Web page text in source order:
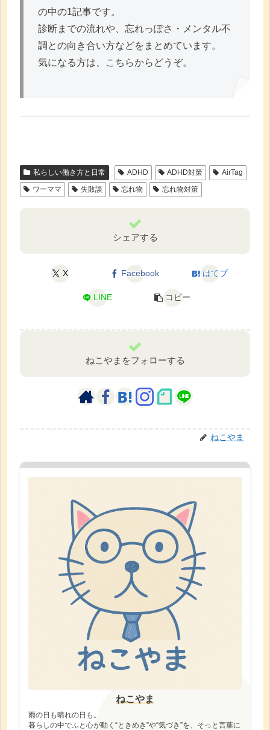
の中の1記事です。
診断までの流れや、忘れっぽさ・メンタル不
調との向き合い方などをまとめています。
気になる方は、こちらからどうぞ。
私らしい働き方と日常 ADHD ADHD対策
AirTag
ワーママ
失敗談 忘れ物 忘れ物対策
シェアする
X Facebook はてブ
LINE コピー
ねこやまをフォローする
ねこやま
ねこやま
雨の日も晴れの日も。
暮らしの中でふと心が動く“ときめき”や“気づき”を、そっと言葉に